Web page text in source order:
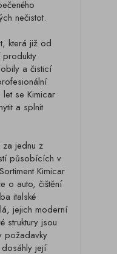
nečistot.
která již od
a čisticí
se Kimicar
a splnit
jednu z
působících v
Kimicar
o auto, čištění
italské
jejich moderní
struktury jsou
požadavky
její